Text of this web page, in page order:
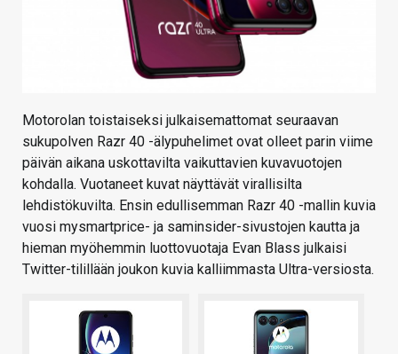
Motorolan toistaiseksi julkaisemattomat seuraavan
sukupolven Razr 40 -älypuhelimet ovat olleet parin viime
päivän aikana uskottavilta vaikuttavien kuvavuotojen
kohdalla. Vuotaneet kuvat näyttävät virallisilta
lehdistökuvilta. Ensin edullisemman Razr 40 -mallin kuvia
vuosi mysmartprice- ja saminsider-sivustojen kautta ja
hieman myöhemmin luottovuotaja Evan Blass julkaisi
Twitter-tilillään joukon kuvia kalliimmasta Ultra-versiosta.